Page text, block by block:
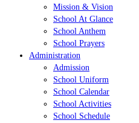
Mission & Vision
School At Glance
School Anthem
School Prayers
Administration
Admission
School Uniform
School Calendar
School Activities
School Schedule